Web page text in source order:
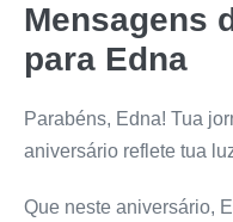
Mensagens
para Edna
Parabéns, Edna! Tua
aniversário reflete tua
Que neste aniversário,